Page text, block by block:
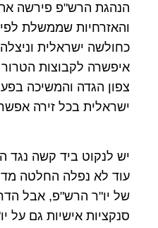
הנהגת הרש"פ פירשה
והאזרחיות שממשלת
כחולשה ישראלית
איפשרה לקבוצות
צפון הגדה והמשיכה
ישראלית בכל זירה
יש לנקוט ביד קשה נגד
עוד לא נפלה החלטה
של יו"ר הרש"פ, אבל
סנקציות אישיות גם על